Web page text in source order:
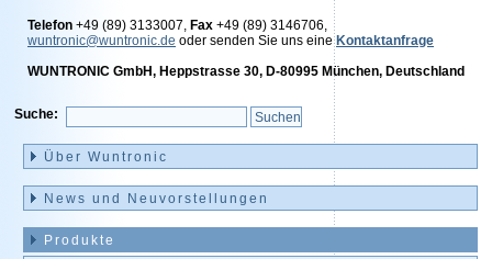
Telefon +49 (89) 3133007, Fax +49 (89) 3146706,
wuntronic@wuntronic.de oder senden Sie uns eine Kontaktanfrage
WUNTRONIC GmbH, Heppstrasse 30, D-80995 München, Deutschland
Suche:
überspringen
Über Wuntronic
News und Neuvorstellungen
Produkte